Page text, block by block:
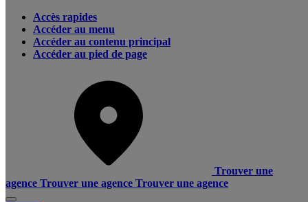
Accès rapides
Accéder au menu
Accéder au contenu principal
Accéder au pied de page
Trouver une
agence Trouver une agence Trouver une agence